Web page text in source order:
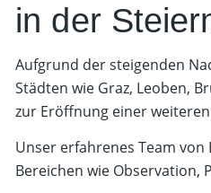
in der
Aufgrund der steigenden
Städten wie Graz, Leoben,
zur Eröffnung einer
Unser erfahrenes Team
Bereichen wie Observation,